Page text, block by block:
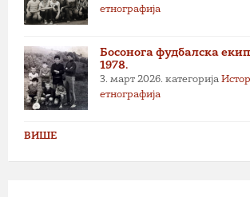
етнографија
Босонога фудбалска
1978.
3. март 2026. категорија
етнографија
ВИШЕ